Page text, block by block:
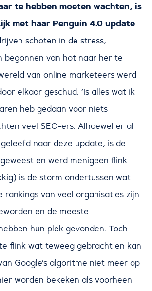
te hebben moeten wachten, is
met haar Penguin 4.0 update
schoten in de stress,
begonnen van hot naar her te
van online marketeers werd
elkaar geschud. ‘Is alles wat ik
heb gedaan voor niets
veel SEO-ers. Alhoewel er al
naar deze update, is de
en werd menigeen flink
is de storm ondertussen wat
rankings van veel organisaties zijn
en de meeste
hun plek gevonden. Toch
flink wat teweeg gebracht en kan
Google’s algoritme niet meer op
worden bekeken als voorheen.